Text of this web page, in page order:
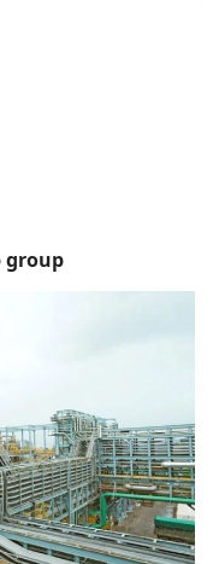
group